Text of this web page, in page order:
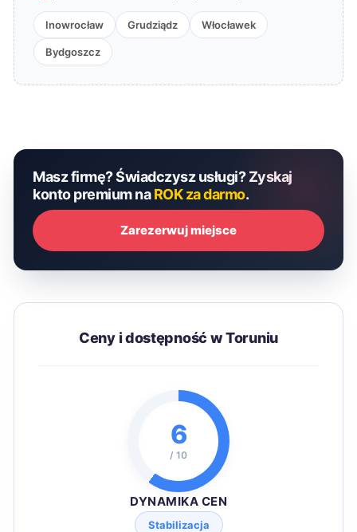
Inowrocław Grudziądz Włocławek
Bydgoszcz
Masz firmę? Świadczysz usługi? Zyskaj
konto premium naROK za darmo.
Zarezerwuj miejsce
Ceny i dostępność w Toruniu
6
/ 10
DYNAMIKA CEN
Stabilizacja